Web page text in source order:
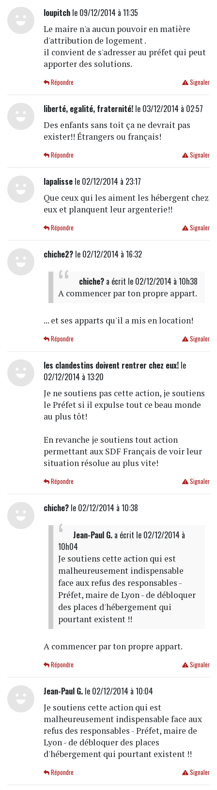
loupitchle 09/12/2014 à 11:35
Le maire n'a aucun pouvoir en matière
d'attribution de logement .
il convient de s'adresser au préfet qui peut
apporter des solutions.
Signaler
Répondre
liberté, egalité, fraternité!le 03/12/2014 à 02:57
Des enfants sans toit ça ne devrait pas
exister!! Étrangers ou français!
Signaler
Répondre
lapalissele 02/12/2014 à 23:17
Que ceux qui les aiment les hébergent chez
eux et planquent leur argenterie!!
Signaler
Répondre
chiche2?le 02/12/2014 à 16:32
chiche?a écrit le 02/12/2014 à 10h38
A commencer par ton propre appart.
... et ses apparts qu'il a mis en location!
Signaler
Répondre
les clandestins doivent rentrer chez eux!le
02/12/2014 à 13:20
Je ne soutiens pas cette action, je soutiens
le Préfet si il expulse tout ce beau monde
au plus tôt!
En revanche je soutiens tout action
permettant aux SDF Français de voir leur
situation résolue au plus vite!
Signaler
Répondre
chiche?le 02/12/2014 à 10:38
Jean-Paul G.a écrit le 02/12/2014 à
10h04
Je soutiens cette action qui est
malheureusement indispensable
face aux refus des responsables -
Préfet, maire de Lyon - de débloquer
des places d'hébergement qui
pourtant existent !!
A commencer par ton propre appart.
Signaler
Répondre
Jean-Paul G.le 02/12/2014 à 10:04
Je soutiens cette action qui est
malheureusement indispensable face aux
refus des responsables - Préfet, maire de
Lyon - de débloquer des places
d'hébergement qui pourtant existent !!
Signaler
Répondre